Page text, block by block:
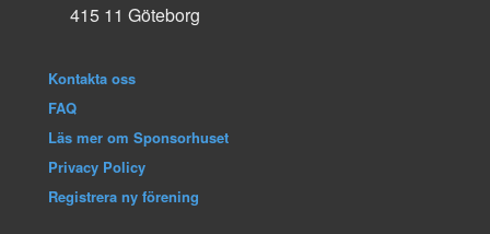
415 11 Göteborg
Kontakta oss
FAQ
Läs mer om Sponsorhuset
Privacy Policy
Registrera ny förening